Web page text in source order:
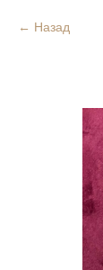
Назад